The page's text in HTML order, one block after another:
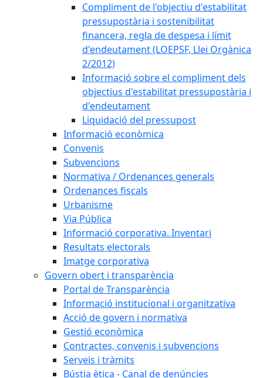
Compliment de l'objectiu d'estabilitat
pressupostària i sostenibilitat
financera, regla de despesa i límit
d'endeutament (LOEPSF, Llei Orgànica
2/2012)
Informació sobre el compliment dels
objectius d'estabilitat pressupostària i
d'endeutament
Liquidació del pressupost
Informació econòmica
Convenis
Subvencions
Normativa / Ordenances generals
Ordenances fiscals
Urbanisme
Via Pública
Informació corporativa. Inventari
Resultats electorals
Imatge corporativa
Govern obert i transparència
Portal de Transparència
Informació institucional i organitzativa
Acció de govern i normativa
Gestió econòmica
Contractes, convenis i subvencions
Serveis i tràmits
Bústia ètica - Canal de denúncies